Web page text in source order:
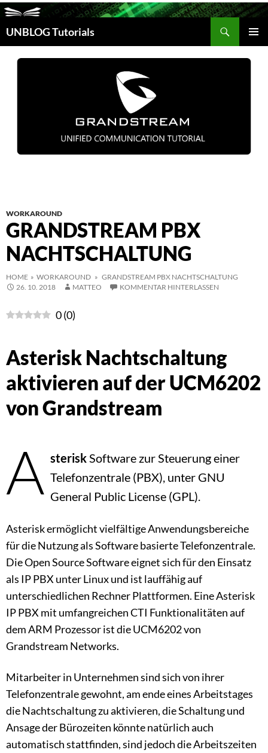
UNBLOG Tutorials
Suchen
WORKAROUND
GRANDSTREAM PBX
NACHTSCHALTUNG
HOME » WORKAROUND » GRANDSTREAM PBX NACHTSCHALTUNG
26. 10. 2018
MATTEO KOMMENTAR HINTERLASSEN
0(0)
Asterisk Nachtschaltung
aktivieren auf der UCM6202
von Grandstream
A steriskSoftware zur Steuerung einer
Telefonzentrale (PBX), unter GNU
General Public License (GPL).
Asterisk ermöglicht vielfältige Anwendungsbereiche
für die Nutzung als Software basierte Telefonzentrale.
Die Open Source Software eignet sich für den Einsatz
als IP PBX unter Linux und ist lauffähig auf
unterschiedlichen Rechner Plattformen. Eine Asterisk
IP PBX mit umfangreichen CTI Funktionalitäten auf
dem ARM Prozessor ist die UCM6202 von
Grandstream Networks.
Mitarbeiter in Unternehmen sind sich von ihrer
Telefonzentrale gewohnt, am ende eines Arbeitstages
die Nachtschaltung zu aktivieren, die Schaltung und
Ansage der Bürozeiten könnte natürlich auch
automatisch stattfinden, sind jedoch die Arbeitszeiten